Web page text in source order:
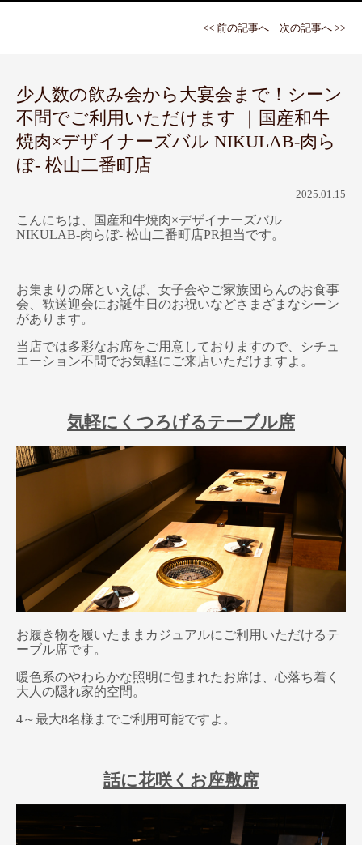
<< 前の記事へ 次の記事へ >>
少人数の飲み会から大宴会まで！シーン
不問でご利用いただけます ｜国産和牛
焼肉×デザイナーズバル NIKULAB-肉ら
ぼ- 松山二番町店
2025.01.15
こんにちは、国産和牛焼肉×デザイナーズバル
NIKULAB-肉らぼ- 松山二番町店PR担当です。
お集まりの席といえば、女子会やご家族団らんのお食事
会、歓送迎会にお誕生日のお祝いなどさまざまなシーン
があります。
当店では多彩なお席をご用意しておりますので、シチュ
エーション不問でお気軽にご来店いただけますよ。
気軽にくつろげるテーブル席
お履き物を履いたままカジュアルにご利用いただけるテ
ーブル席です。
暖色系のやわらかな照明に包まれたお席は、心落ち着く
大人の隠れ家的空間。
4～最大8名様までご利用可能ですよ。
話に花咲くお座敷席